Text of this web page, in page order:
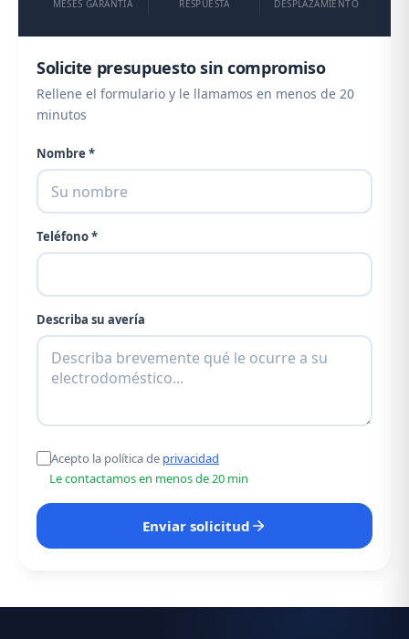
MESES GARANTÍA RESPUESTA DESPLAZAMIENTO
Solicite presupuesto sin compromiso
Rellene el formulario y le llamamos en menos de 20
minutos
Nombre *
Teléfono *
Describa su avería
Acepto la política de privacidad
Le contactamos en menos de 20 min
Enviar solicitud